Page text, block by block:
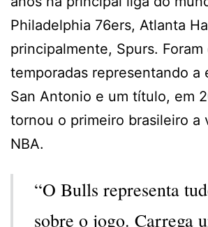
Philadelphia 76ers, Atlanta
principalmente, Spurs. Foram
temporadas representando a
San Antonio e um título, em
tornou o primeiro brasileiro a
NBA.
“O Bulls representa
sobre o jogo. Carrega